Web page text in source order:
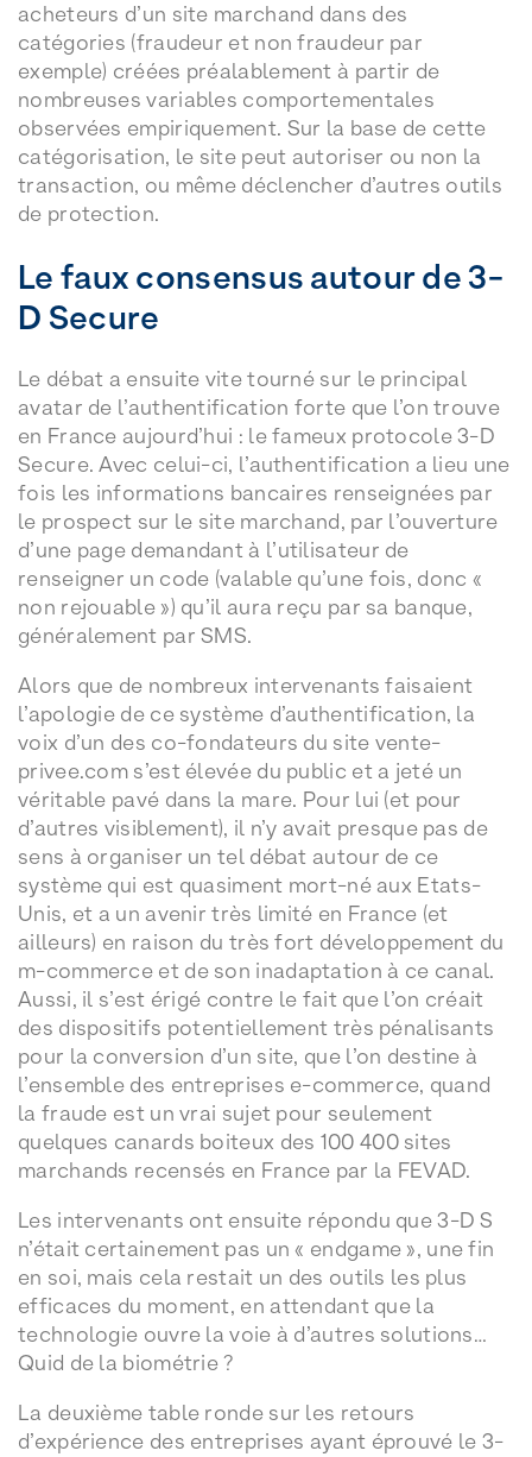
acheteurs d’un site marchand dans des
catégories (fraudeur et non fraudeur par
exemple) créées préalablement à partir de
nombreuses variables comportementales
observées empiriquement. Sur la base de cette
catégorisation, le site peut autoriser ou non la
transaction, ou même déclencher d’autres outils
de protection.
Le faux consensus autour de 3-
D Secure
Le débat a ensuite vite tourné sur le principal
avatar de l’authentification forte que l’on trouve
en France aujourd’hui : le fameux protocole 3-D
Secure. Avec celui-ci, l’authentification a lieu une
fois les informations bancaires renseignées par
le prospect sur le site marchand, par l’ouverture
d’une page demandant à l’utilisateur de
renseigner un code (valable qu’une fois, donc «
non rejouable ») qu’il aura reçu par sa banque,
généralement par SMS.
Alors que de nombreux intervenants faisaient
l’apologie de ce système d’authentification, la
voix d’un des co-fondateurs du site vente-
privee.com s’est élevée du public et a jeté un
véritable pavé dans la mare. Pour lui (et pour
d’autres visiblement), il n’y avait presque pas de
sens à organiser un tel débat autour de ce
système qui est quasiment mort-né aux Etats-
Unis, et a un avenir très limité en France (et
ailleurs) en raison du très fort développement du
m-commerce et de son inadaptation à ce canal.
Aussi, il s’est érigé contre le fait que l’on créait
des dispositifs potentiellement très pénalisants
pour la conversion d’un site, que l’on destine à
l’ensemble des entreprises e-commerce, quand
la fraude est un vrai sujet pour seulement
quelques canards boiteux des 100 400 sites
marchands recensés en France par la FEVAD.
Les intervenants ont ensuite répondu que 3-D S
n’était certainement pas un « endgame », une fin
en soi, mais cela restait un des outils les plus
efficaces du moment, en attendant que la
technologie ouvre la voie à d’autres solutions…
Quid de la biométrie ?
La deuxième table ronde sur les retours
d’expérience des entreprises ayant éprouvé le 3-